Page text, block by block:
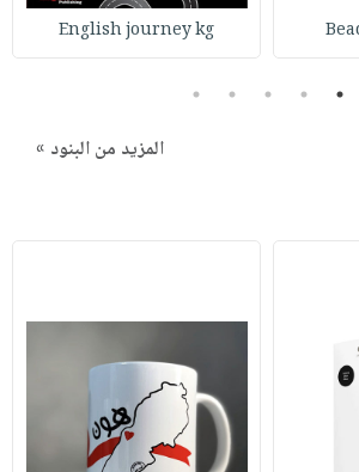
English journey kg
1
2
3
4
5
المزيد من البنود »